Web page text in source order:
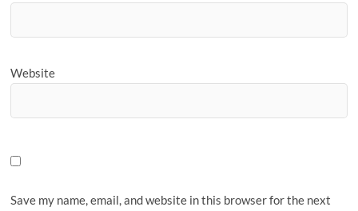
Website
Save my name, email, and website in this browser for the next